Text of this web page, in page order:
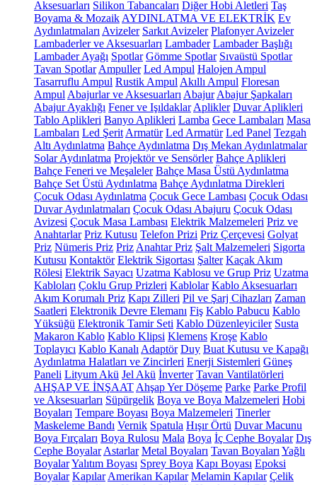
Aksesuarları Silikon Tabancaları Diğer Hobi Aletleri Taş
Boyama & Mozaik AYDINLATMA VE ELEKTRİK Ev
Aydınlatmaları Avizeler Sarkıt Avizeler Plafonyer Avizeler
Lambaderler ve Aksesuarları Lambader Lambader Başlığı
Lambader Ayağı Spotlar Gömme Spotlar Sıvaüstü Spotlar
Tavan Spotlar Ampuller Led Ampul Halojen Ampul
Tasarruflu Ampul Rustik Ampul Akıllı Ampul Floresan
Ampul Abajurlar ve Aksesuarları Abajur Abajur Şapkaları
Abajur Ayaklığı Fener ve Işıldaklar Aplikler Duvar Aplikleri
Tablo Aplikleri Banyo Aplikleri Lamba Gece Lambaları Masa
Lambaları Led Şerit Armatür Led Armatür Led Panel Tezgah
Altı Aydınlatma Bahçe Aydınlatma Dış Mekan Aydınlatmalar
Solar Aydınlatma Projektör ve Sensörler Bahçe Aplikleri
Bahçe Feneri ve Meşaleler Bahçe Masa Üstü Aydınlatma
Bahçe Set Üstü Aydınlatma Bahçe Aydınlatma Direkleri
Çocuk Odası Aydınlatma Çocuk Gece Lambası Çocuk Odası
Duvar Aydınlatmaları Çocuk Odası Abajuru Çocuk Odası
Avizesi Çocuk Masa Lambası Elektrik Malzemeleri Priz ve
Anahtarlar Priz Kutusu Telefon Prizi Priz Çerçevesi Golyat
Priz Nümeris Priz Priz Anahtar Priz Şalt Malzemeleri Sigorta
Kutusu Kontaktör Elektrik Sigortası Şalter Kaçak Akım
Rölesi Elektrik Sayacı Uzatma Kablosu ve Grup Priz Uzatma
Kabloları Çoklu Grup Prizleri Kablolar Kablo Aksesuarları
Akım Korumalı Priz Kapı Zilleri Pil ve Şarj Cihazları Zaman
Saatleri Elektronik Devre Elemanı Fiş Kablo Pabucu Kablo
Yüksüğü Elektronik Tamir Seti Kablo Düzenleyiciler Susta
Makaron Kablo Kablo Klipsi Klemens Kroşe Kablo
Toplayıcı Kablo Kanalı Adaptör Duy Buat Kutusu ve Kapağı
Aydınlatma Halatları ve Zincirleri Enerji Sistemleri Güneş
Paneli Lityum Akü Jel Akü İnverter Tavan Vantilatörleri
AHŞAP VE İNŞAAT Ahşap Yer Döşeme Parke Parke Profil
ve Aksesuarları Süpürgelik Boya ve Boya Malzemeleri Hobi
Boyaları Tempare Boyası Boya Malzemeleri Tinerler
Maskeleme Bandı Vernik Spatula Hışır Örtü Duvar Macunu
Boya Fırçaları Boya Rulosu Mala Boya İç Cephe Boyalar Dış
Cephe Boyalar Astarlar Metal Boyaları Tavan Boyaları Yağlı
BoyalarYalıtım Boyası Sprey Boya Kapı Boyası Epoksi
Boyalar Kapılar Amerikan Kapılar Melamin Kapılar Çelik